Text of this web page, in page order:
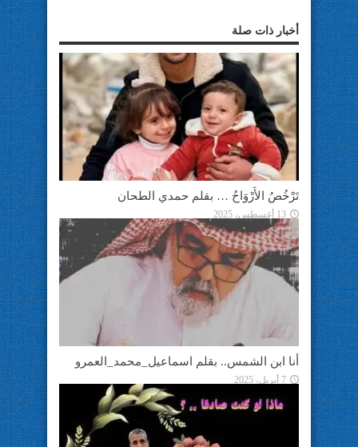
أخبار ذات صلة
تَرْخُصُ الأَرْوَاحُ … بقلم حمدي الطحان
13 أغسطس، 2025
أنا ابن الشمس.. بقلم اسماعيل_محمد_العمرو
7 أبريل، 2025